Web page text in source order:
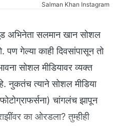
Salman Khan Instagram
अभिनेता सलमान खान सोशल
पण गेल्या काही दिवसांपासून तो
सोशल मीडियावर व्यक्त
नुकतंच त्याने सोशल मीडिया
चांगलंच झापून
का ओरडला? तुम्हीही